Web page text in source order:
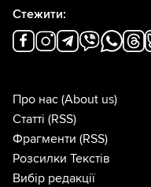
Стежити:
Про нас (About us)
Статті (RSS)
Фрагменти (RSS)
Розсилки Текстів
Вибір редакції